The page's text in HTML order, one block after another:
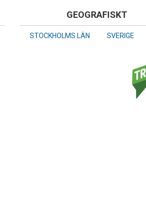
GEOGRAFISKT
STOCKHOLMS LÄN SVERIGE